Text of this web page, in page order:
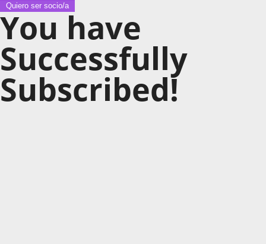
Quiero ser socio/a
You have
Successfully
Subscribed!